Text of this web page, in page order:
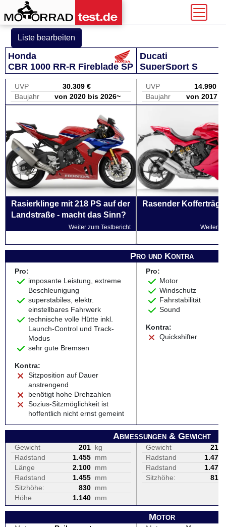
Liste bearbeiten
Honda
CBR 1000 RR-R Fireblade SP
Ducati
SuperSport S
UVP
30.309 €
Baujahr
von 2020 bis 2026~
UVP
14.990 €
Baujahr
von 2017
Rasierklinge mit 218 PS auf der
Landstraße - macht das Sinn?
Weiter zum Testbericht
Rasender
Weiter
Pro und Kontra
Pro:
imposante Leistung, extreme
Beschleunigung
superstabiles, elektr.
einstellbares Fahrwerk
technische volle Hütte inkl.
Launch-Control und Track-
Modus
sehr gute Bremsen
Kontra:
Sitzposition auf Dauer
anstrengend
benötigt hohe Drehzahlen
Sozius-Sitzmöglichkeit ist
hoffentlich nicht ernst gemeint
Pro:
Motor
Windschutz
Fahrstabilität
Sound
Kontra:
Quickshifter
Abmessungen & Gewicht
Gewicht 201 kg
Radstand
1.455 mm
Länge
2.100 mm
Radstand
1.455 mm
Sitzhöhe:
830 mm
Höhe
1.140 mm
Gewicht
210
Radstand
1.478
Radstand
1.478
Sitzhöhe:
810
Motor